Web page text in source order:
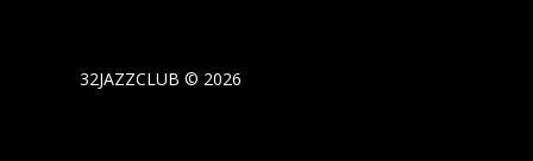
32JAZZCLUB © 2026